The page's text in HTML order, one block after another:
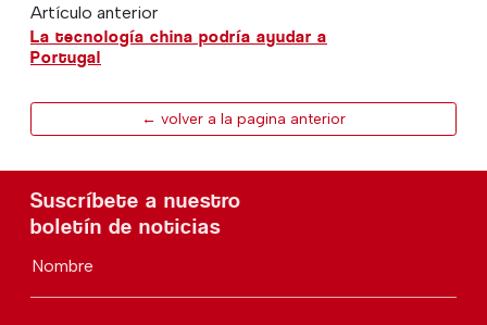
Artículo anterior
La tecnología china podría ayudar a
Portugal
← volver a la pagina anterior
Suscríbete a nuestro
boletín de noticias
Nombre